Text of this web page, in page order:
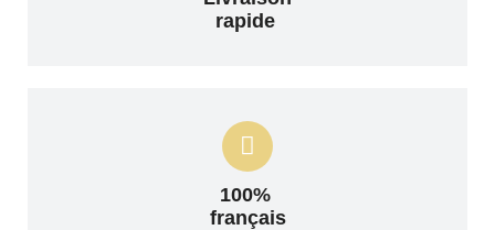
rapide
100%
français